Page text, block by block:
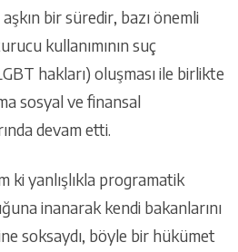
aşkın bir süredir, bazı önemli
kullanımının suç
hakları) oluşması ile birlikte
sosyal ve finansal
devam etti.
ki yanlışlıkla programatik
inanarak kendi bakanlarını
soksaydı, böyle bir hükümet